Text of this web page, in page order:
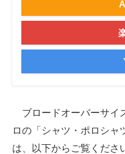
ブロードオーバーサイ
ロの「シャツ・ポロシャ
は、以下からご覧くださ